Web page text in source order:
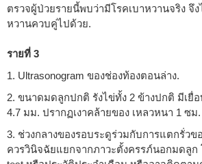
ตรวจผู้ป่วยรายนี้พบว่ามีโรคเบาหวานจริง จึง
หวานควบคู่ไปด้วย.
รายที่ 3
1. Ultrasonogram ของช่องท้องตอนล่าง.
2. ขนาดมดลูกปกติ รังไข่ทั้ง 2 ข้างปกติ มีเ
4.7 มม. ปรากฏเงาคล้ายของ เหลวหนา 1 ซม.
3. ช่วงกลางของรอบระดูร่วมกับการแตกรั่วข
ควรวินิจฉัยแยกจากภาวะตั้งครรภ์นอกมดลูก